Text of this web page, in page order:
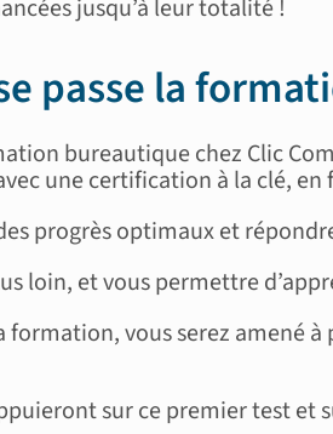
jusqu’à leur totalité !
passe la
bureautique chez Clic
une certification à la clé,
progrès optimaux et
loin, et vous permettre
formation, vous serez amené
sur ce premier test